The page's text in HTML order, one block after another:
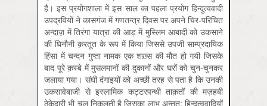
है। इस प्रयोगशाला में इस साल का पहला प्रयोग हिन्दुत्ववादी
उपद्रवियों ने कासगंज में गणतन्त्र दिवस पर अपने चिर-परिचित
अन्दाज़ में तिरंगा यात्रा की आड़ में मुस्लिम आबादी को उकसाने
की घिनौनी क़रतूत के रूप में किया जिससे उपजी साम्प्रदायिक
हिंसा में चन्दन गुप्ता नामक एक शख़्स की मौत हो गयी जिसके
बाद पूरे क़स्बे में मुसलमानों की दुकानों और घरों को चुन-चुनकर
जलाया गया। संघी दंगाइयों को अच्छी तरह से पता है कि उनकी
उकसावेबाजी से इस्लामिक कट्टरपन्थी ताक़तों की मज़हबी
ठेकेदारी भी चल निकलती है जिसका लाभ अन्तत: हिन्दुत्ववादियों